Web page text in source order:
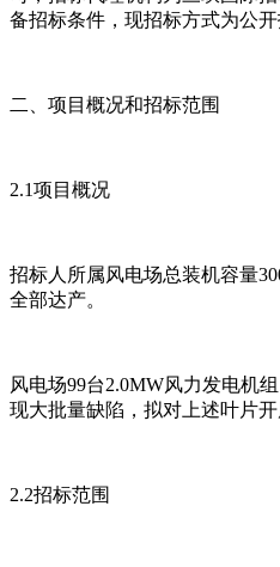
备招标条件，现招标方式为公开
二、项目概况和招标范围
2.1项目概况
招标人所属风电场总装机容量
全部达产。
风电场99台2.0MW风力发电机
现大批量缺陷，拟对上述叶片开
2.2招标范围